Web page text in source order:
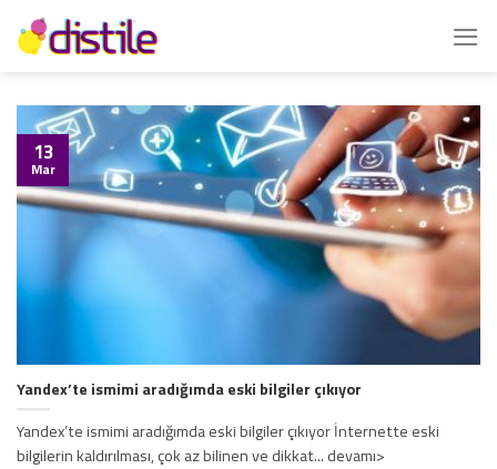
İçeriğe
atla
Yandex’te ismimi aradığımda eski bilgiler çıkıyor
Yandex’te ismimi aradığımda eski bilgiler çıkıyor İnternette eski
bilgilerin kaldırılması, çok az bilinen ve dikkat... devamı>
13
Mar